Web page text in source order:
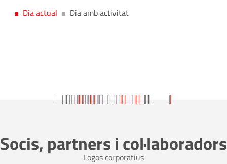
Dia actual Dia amb activitat
Socis, partners i col·laboradors
Logos corporatius